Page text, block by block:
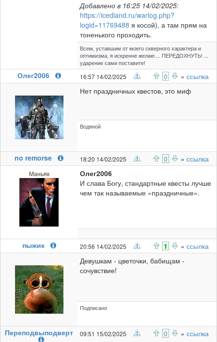
Добавлено в 16:25 14/02/2025:
https://icedland.ru/warlog.php?
logid=11769488 я косой), а там прям на
тоненького проходить.
Всем, уставшим от моего скверного характера и
оптимизма, я искренне желаю ... ПЕРЕДОХНУТЬ! ...
ударение сами поставите!
Олег2006 16:57 14/02/2025 0 » ссылка
Нет праздничных квестов, это миф
Водяной
no remorse 18:20 14/02/2025 0 » ссылка
Маньяк
Олег2006
И слава Богу, стандартные квесты лучше
чем так называемые «праздничные».
пыжик 20:56 14/02/2025 1 » ссылка
Девушкам - цветочки, бабищам -
сочувствие!
Подписано
Переподвыподверт 09:51 15/02/2025 0 » ссылка